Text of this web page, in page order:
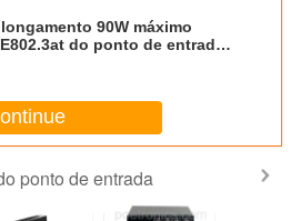
90W máximo
do ponto de entrada
da extensão do BT
ponto de entrada